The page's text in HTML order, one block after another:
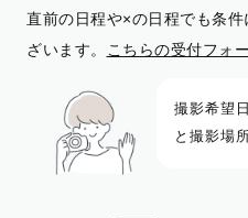
直前の日程や×の日程でも条
ざいます。
こちらの受付フォ
撮影希望
と撮影場